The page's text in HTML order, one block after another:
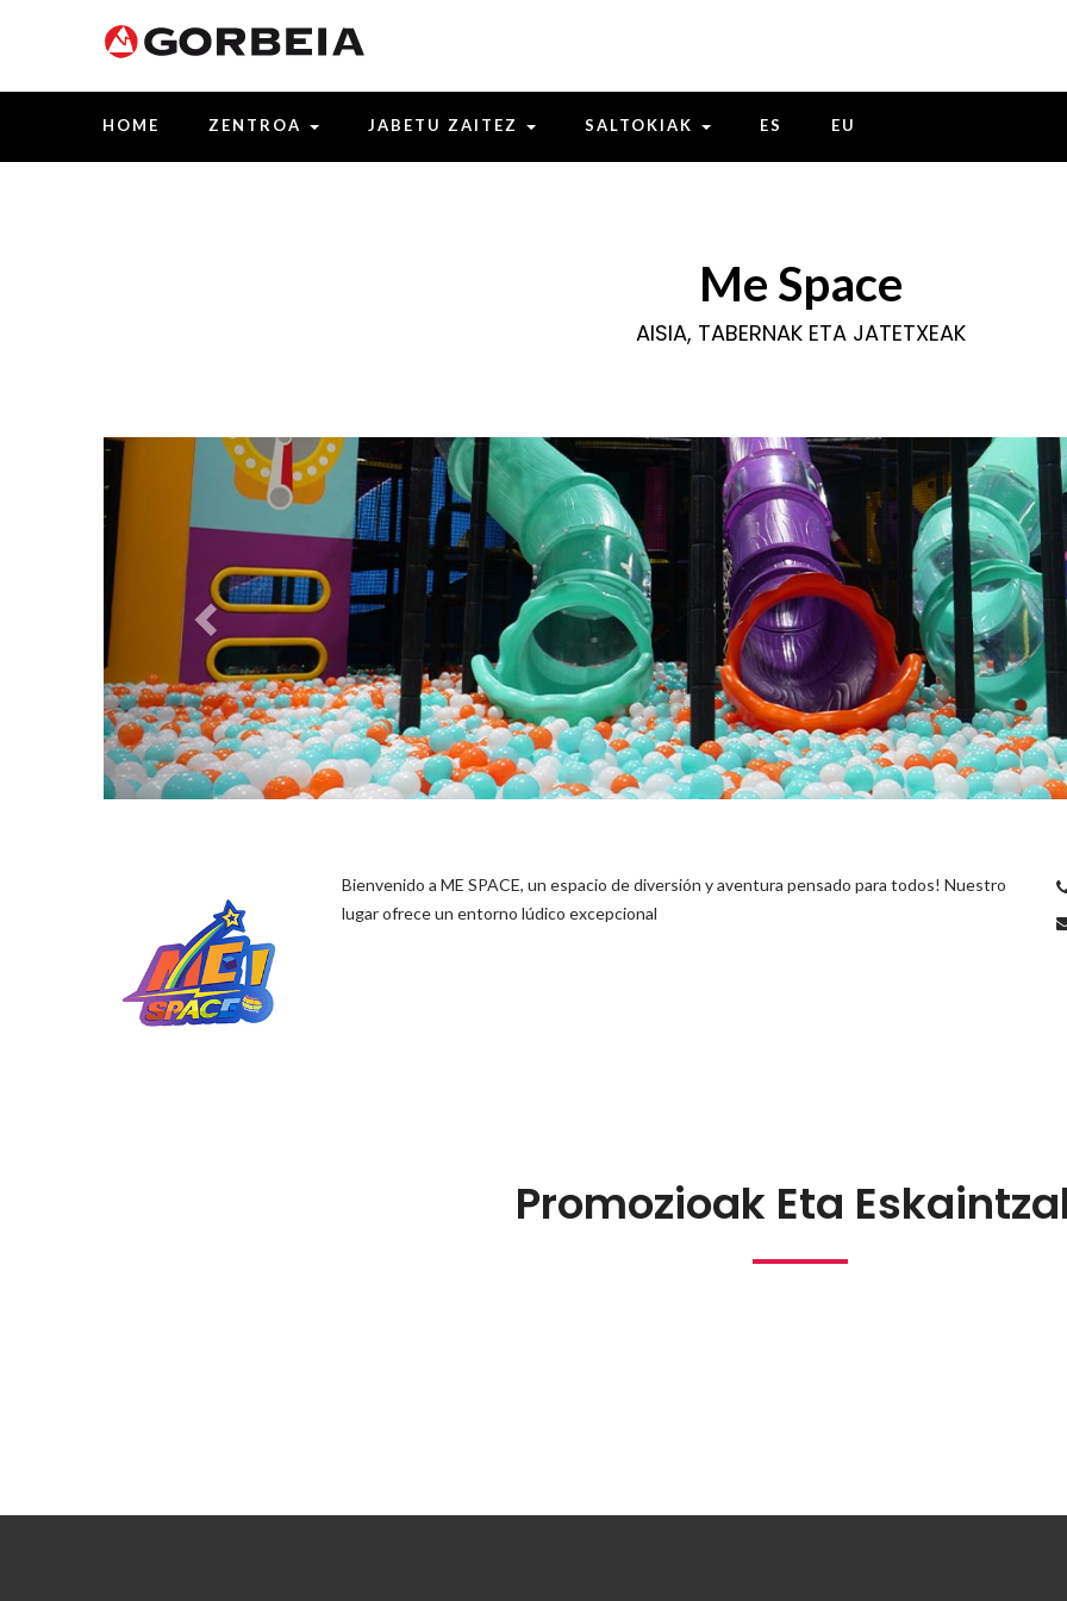
HOME ZENTROA JABETU ZAITEZ SALTOKIAK ES EU
Me Space
AISIA, TABERNAK ETA JATETXEAK
Previous
Bienvenido a ME SPACE, un espacio de diversión y aventura pensado para todos! Nuestro
lugar ofrece un entorno lúdico excepcional
Promozioak Eta